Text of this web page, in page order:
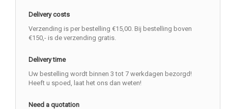
Delivery costs
Verzending is per bestelling €15,00. Bij bestelling boven
€150,- is de verzending gratis.
Delivery time
Uw bestelling wordt binnen 3 tot 7 werkdagen bezorgd!
Heeft u spoed, laat het ons dan weten!
Need a quotation